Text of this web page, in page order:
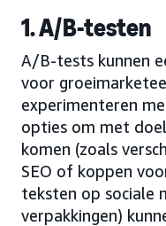
1. A/B-testen
A/B-tests kunnen
voor
experimenteren
opties om met
komen (zoals
SEO of koppen
teksten op sociale
verpakkingen)